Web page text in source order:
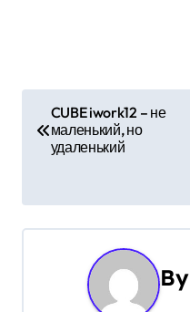
и
CUBE iwork12 – не
маленький, но
удаленький
By